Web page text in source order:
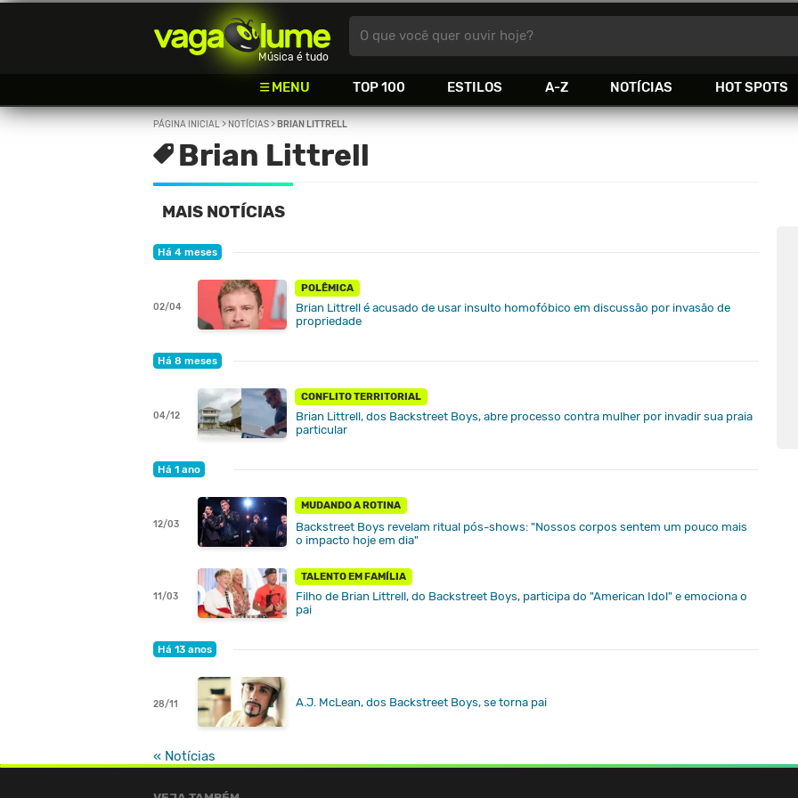
Vagalume
Música é tudo
MENU TOP 100 ESTILOS A-Z NOTÍCIAS HOT SPOTS
O que você quer ouvir hoje?
PÁGINA INICIAL> NOTÍCIAS> BRIAN LITTRELL
Brian Littrell
MAIS NOTÍCIAS
Há 4 meses
02/04
POLÊMICA
Brian Littrell é acusado de usar insulto homofóbico em discussão por invasão de
propriedade
Há 8 meses
04/12
CONFLITO TERRITORIAL
Brian Littrell, dos Backstreet Boys, abre processo contra mulher por invadir sua praia
particular
Há 1 ano
12/03
MUDANDO A ROTINA
Backstreet Boys revelam ritual pós-shows: "Nossos corpos sentem um pouco mais
o impacto hoje em dia"
11/03
TALENTO EM FAMÍLIA
Filho de Brian Littrell, do Backstreet Boys, participa do "American Idol" e emociona o
pai
Há 13 anos
28/11 A.J. McLean, dos Backstreet Boys, se torna pai
« Notícias